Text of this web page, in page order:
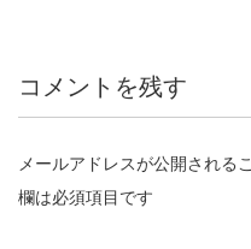
コメントを残す
メールアドレスが公開される
欄は必須項目です